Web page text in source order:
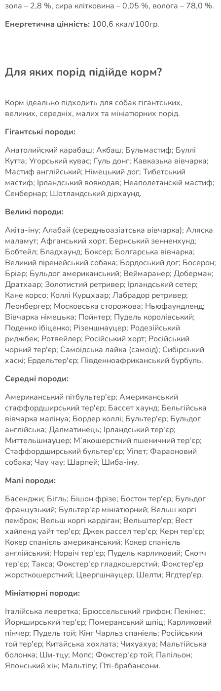
зола – 2,8 %, сира клітковина – 0,05 %, волога – 78,0 %.
Енергетична цінність: 100,6 ккал/100гр.
Для яких порід підійде корм?
Корм ідеально підходить для собак гігантських,
великих, середніх, малих та мініатюрних порід.
Гігантські породи:
Анатолийский карабаш; Акбаш; Бульмастиф; Буллі
Кутта; Угорський кувас; Гуль донг; Кавказька вівчарка;
Мастиф англійський; Німецький дог; Тибетський
мастиф; Ірландський вовкодав; Неаполетанскій мастиф;
Сенбернар; Шотландський дірхаунд.
Великі породи:
Акіта-іну; Алабай (середньоазіатська вівчарка); Аляска
маламут; Афганський хорт; Бернський зенненхунд;
Бобтейл; Бладхаунд; Боксер; Болгарська вівчарка;
Великий піренейський собака; Бордоський дог; Босерон;
Бріар; Бульдог американський; Веймаранер; Доберман;
Дратхаар; Золотистий ретривер; Ірландський сетер;
Кане корсо; Коллі Курцхаар; Лабрадор ретривер;
Леонбергер; Московська сторожова; Ньюфаундленд;
Вівчарка німецька; Пойнтер; Пудель королівський;
Поденко ібіценко; Різеншнауцер; Родезійський
риджбек; Ротвейлер; Російський хорт; Російський
чорний тер'єр; Самоїдська лайка (самоїд); Сибірський
хаскі; Ердельтер'єр; Південноафриканський бурбуль.
Середні породи:
Американський пітбультер'єр; Американський
стаффордширський тер'єр; Бассет хаунд; Бельгійська
вівчарка малінуа; Бордер коллі; Бультер'єр; Бульдог
англійська; Далматинець; Ірландський тер'єр;
Миттельшнауцер; М’якошерстний пшеничний тер'єр;
Стаффордширський бультер'єр; Уіпет; Фараоновий
собака; Чау чау; Шарпей; Шиба-іну.
Малі породи:
Басенджи; Бігль; Бішон фрізе; Бостон тер'єр; Бульдог
французький; Бультер'єр мініатюрний; Вельш коргі
пемброк; Вельш коргі кардіган; Вельштер'єр; Вест
хайленд уайт тер'єр; Джек рассел тер'єр; Керн тер'єр;
Кокер спанієль американський; Кокер спанієль
англійський; Норвіч тер'єр; Пудель карликовий; Скотч
тер'єр; Такса; Фокстер'єр гладкошерстий; Фокстер'єр
жорсткошерстний; Цвергшнауцер; Шелти; Ягдтер'єр.
Мініатюрні породи:
Італійська левретка; Брюссельський грифон; Пекінес;
Йоркширський тер'єр; Померанський шпіц; Карликовий
пінчер; Пудель той; Кінг Чарльз спаніель; Російський
той тер'єр; Китайська хохлата; Чихуахуа; Мальтійська
болонка; Ши-тцу; Мопс; Фокстер'єр той; Папільон;
Японський хін; Мальтіпу; Пті-брабансони.